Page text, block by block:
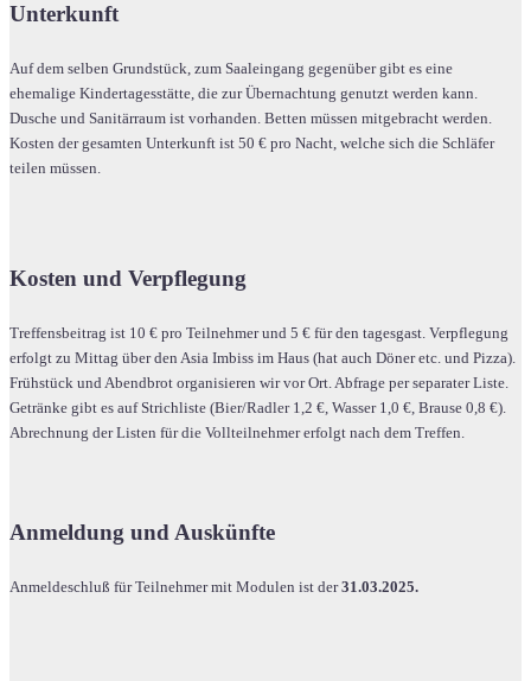
Unterkunft
Auf dem selben Grundstück, zum Saaleingang gegenüber gibt es eine
ehemalige Kindertagesstätte, die zur Übernachtung genutzt werden kann.
Dusche und Sanitärraum ist vorhanden. Betten müssen mitgebracht werden.
Kosten der gesamten Unterkunft ist 50 € pro Nacht, welche sich die Schläfer
teilen müssen.
Kosten und Verpflegung
Treffensbeitrag ist 10 € pro Teilnehmer und 5 € für den tagesgast. Verpflegung
erfolgt zu Mittag über den Asia Imbiss im Haus (hat auch Döner etc. und Pizza).
Frühstück und Abendbrot organisieren wir vor Ort. Abfrage per separater Liste.
Getränke gibt es auf Strichliste (Bier/Radler 1,2 €, Wasser 1,0 €, Brause 0,8 €).
Abrechnung der Listen für die Vollteilnehmer erfolgt nach dem Treffen.
Anmeldung und Auskünfte
Anmeldeschluß für Teilnehmer mit Modulen ist der31.03.2025.